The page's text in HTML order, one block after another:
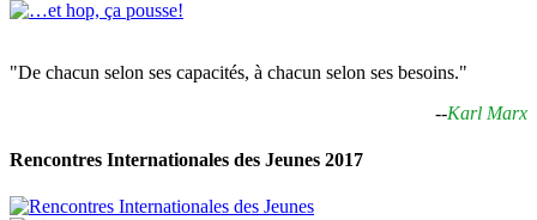
"De chacun selon ses capacités, à chacun selon ses besoins."
--Karl Marx
Rencontres Internationales des Jeunes 2017